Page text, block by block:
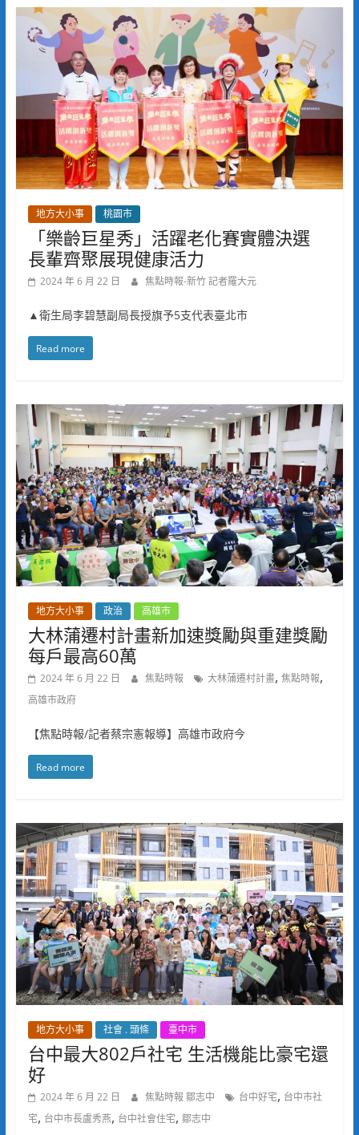
地方大小事 桃園市
「樂齡巨星秀」活躍老化賽實體決選
長輩齊聚展現健康活力
2024 年 6 月 22 日 焦點時報-新竹 記者羅大元
▲衛生局李碧慧副局長授旗予5支代表臺北市
Read more
地方大小事 政治 高雄市
大林蒲遷村計畫新加速獎勵與重建獎勵
每戶最高60萬
2024 年 6 月 22 日 焦點時報 大林蒲遷村計畫, 焦點時報,
高雄市政府
【焦點時報/記者蔡宗憲報導】高雄市政府今
Read more
地方大小事 社會 . 頭條 臺中市
台中最大802戶社宅 生活機能比豪宅還
好
2024 年 6 月 22 日 焦點時報 鄒志中 台中好宅, 台中市社
宅, 台中市長盧秀燕, 台中社會住宅, 鄒志中